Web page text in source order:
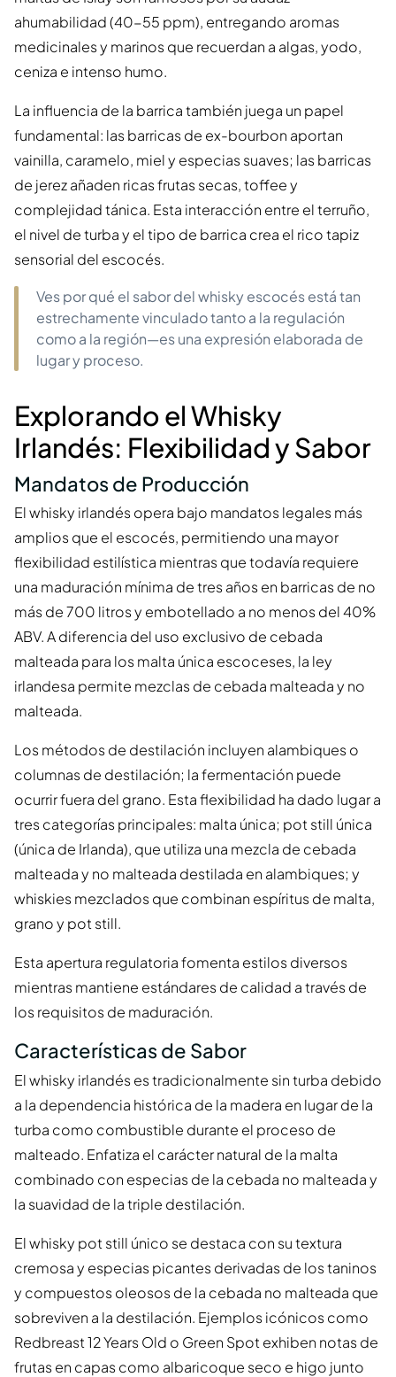
ahumabilidad (40-55 ppm), entregando aromas
medicinales y marinos que recuerdan a algas, yodo,
ceniza e intenso humo.
La influencia de la barrica también juega un papel
fundamental: las barricas de ex-bourbon aportan
vainilla, caramelo, miel y especias suaves; las barricas
de jerez añaden ricas frutas secas, toffee y
complejidad tánica. Esta interacción entre el terruño,
el nivel de turba y el tipo de barrica crea el rico tapiz
sensorial del escocés.
Ves por qué el sabor del whisky escocés está tan
estrechamente vinculado tanto a la regulación
como a la región—es una expresión elaborada de
lugar y proceso.
Explorando el Whisky
Irlandés: Flexibilidad y Sabor
Mandatos de Producción
El whisky irlandés opera bajo mandatos legales más
amplios que el escocés, permitiendo una mayor
flexibilidad estilística mientras que todavía requiere
una maduración mínima de tres años en barricas de no
más de 700 litros y embotellado a no menos del 40%
ABV. A diferencia del uso exclusivo de cebada
malteada para los malta única escoceses, la ley
irlandesa permite mezclas de cebada malteada y no
malteada.
Los métodos de destilación incluyen alambiques o
columnas de destilación; la fermentación puede
ocurrir fuera del grano. Esta flexibilidad ha dado lugar a
tres categorías principales: malta única; pot still única
(única de Irlanda), que utiliza una mezcla de cebada
malteada y no malteada destilada en alambiques; y
whiskies mezclados que combinan espíritus de malta,
grano y pot still.
Esta apertura regulatoria fomenta estilos diversos
mientras mantiene estándares de calidad a través de
los requisitos de maduración.
Características de Sabor
El whisky irlandés es tradicionalmente sin turba debido
a la dependencia histórica de la madera en lugar de la
turba como combustible durante el proceso de
malteado. Enfatiza el carácter natural de la malta
combinado con especias de la cebada no malteada y
la suavidad de la triple destilación.
El whisky pot still único se destaca con su textura
cremosa y especias picantes derivadas de los taninos
y compuestos oleosos de la cebada no malteada que
sobreviven a la destilación. Ejemplos icónicos como
Redbreast 12 Years Old o Green Spot exhiben notas de
frutas en capas como albaricoque seco e higo junto